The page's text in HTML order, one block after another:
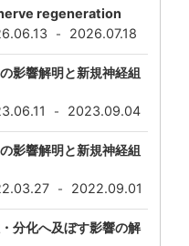
regeneration
- 2026.07.18
影響解明と新規神経組
- 2023.09.04
影響解明と新規神経組
- 2022.09.01
分化へ及ぼす影響の解